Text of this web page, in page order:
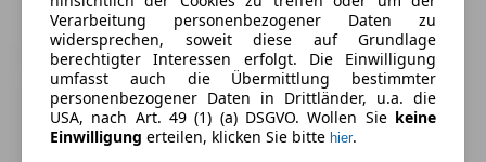
Verarbeitung personenbezogener Daten zu
widersprechen, soweit diese auf Grundlage
berechtigter Interessen erfolgt. Die Einwilligung
umfasst auch die Übermittlung bestimmter
personenbezogener Daten in Drittländer, u.a. die
USA, nach Art. 49 (1) (a) DSGVO. Wollen Sie keine
Einwilligung erteilen, klicken Sie bitte hier.